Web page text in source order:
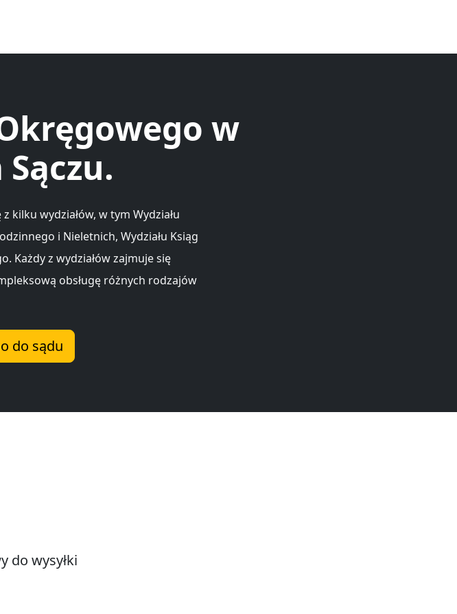
w
kilku wydziałów, w tym Wydziału
i Nieletnich, Wydziału Ksiąg
Każdy z wydziałów zajmuje się
obsługę różnych rodzajów
do sądu
do wysyłki